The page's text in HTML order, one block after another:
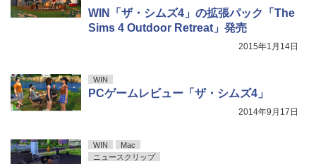
WIN「ザ・シムズ4」の拡張パック「The
Sims 4 Outdoor Retreat」発売
2015年1月14日
WIN
PCゲームレビュー「ザ・シムズ4」
2014年9月17日
WIN
Mac
ニュースクリップ